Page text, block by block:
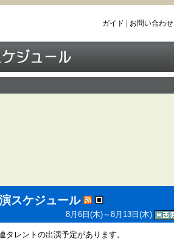
ガイド お問い合わせ
スケジュール
8月6日(木)～8月13日(木)
レントの出演予定があります。